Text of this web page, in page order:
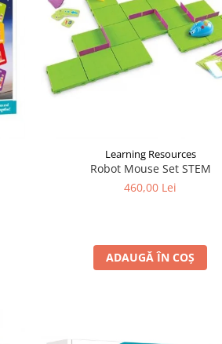
Learning Resources
Robot Mouse Set STEM
460,00 Lei
ADAUGĂ ÎN COȘ